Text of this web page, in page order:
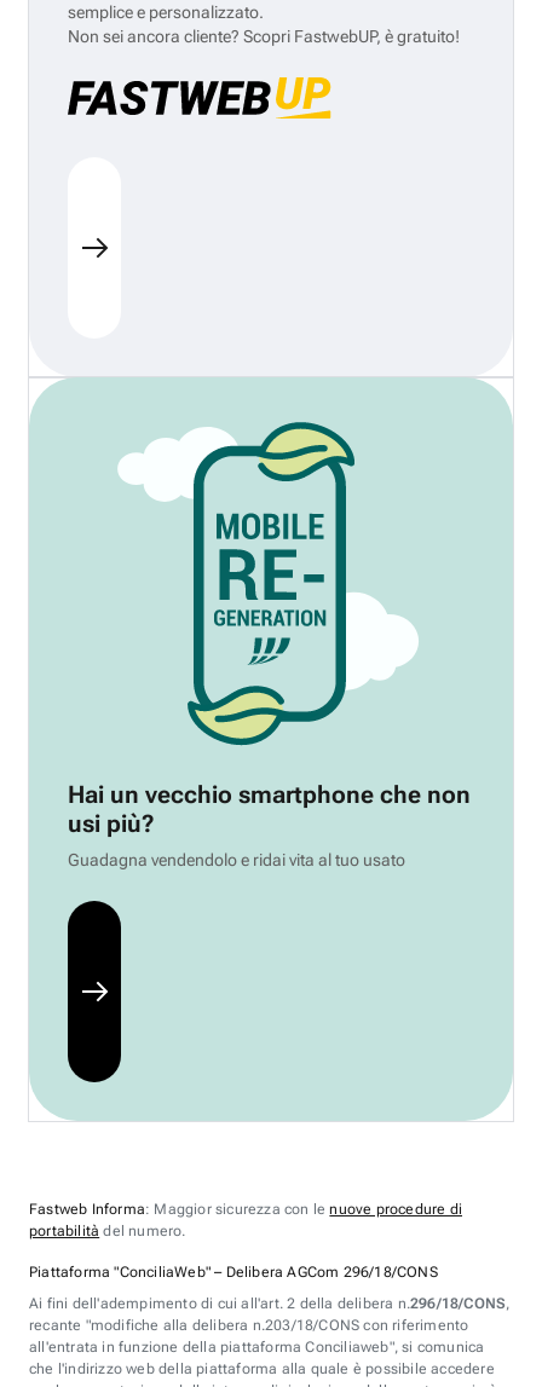
semplice e personalizzato.
Non sei ancora cliente? Scopri FastwebUP, è gratuito!
Hai un vecchio smartphone che non
usi più?
Guadagna vendendolo e ridai vita al tuo usato
Fastweb Informa: Maggior sicurezza con lenuove procedure di
portabilità del numero.
Piattaforma "ConciliaWeb" – Delibera AGCom 296/18/CONS
Ai fini dell'adempimento di cui all'art. 2 della delibera n.296/18/CONS,
recante "modifiche alla delibera n.203/18/CONS con riferimento
all'entrata in funzione della piattaforma Conciliaweb", si comunica
che l'indirizzo web della piattaforma alla quale è possibile accedere